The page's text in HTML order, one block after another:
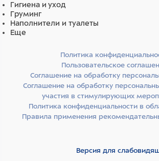
Гигиена и уход
Груминг
Наполнители и туалеты
Еще
Политика
Пользовательское
Соглашение на обработку
Соглашение на обработку
участия в стимулирующих
Политика конфиденциальности в
Правила применения
Версия для